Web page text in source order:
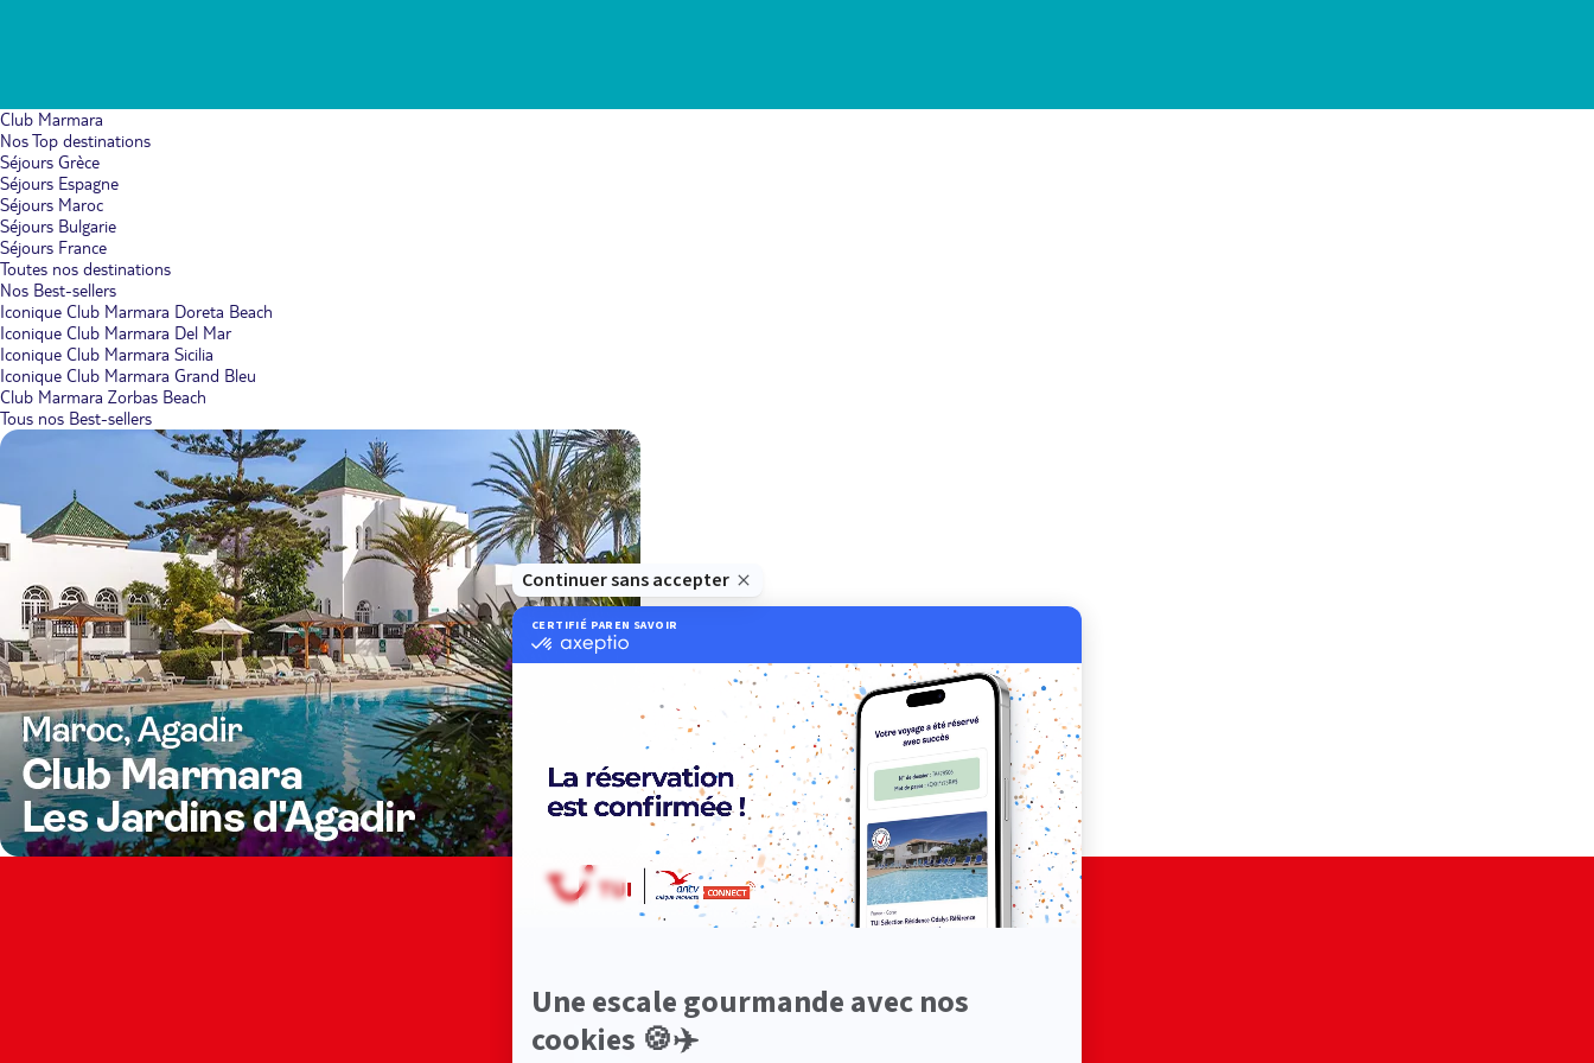
Club Marmara
Nos Top destinations
Séjours Grèce
Séjours Espagne
Séjours Maroc
Séjours Bulgarie
Séjours France
Toutes nos destinations
Nos Best-sellers
Iconique Club Marmara Doreta Beach
Iconique Club Marmara Del Mar
Iconique Club Marmara Sicilia
Iconique Club Marmara Grand Bleu
Club Marmara Zorbas Beach
Tous nos Best-sellers